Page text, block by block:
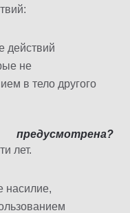
действий
не
в тело другого
лет.
насилие,